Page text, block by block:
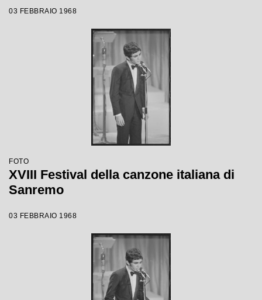
03 FEBBRAIO 1968
FOTO
XVIII Festival della canzone italiana di
Sanremo
03 FEBBRAIO 1968